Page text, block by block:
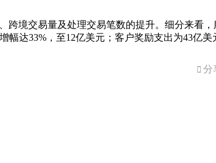
跨境交易量及处理交易笔数的提升。细分来看
达33%，至12亿美元；客户奖励支出为43亿美
 分